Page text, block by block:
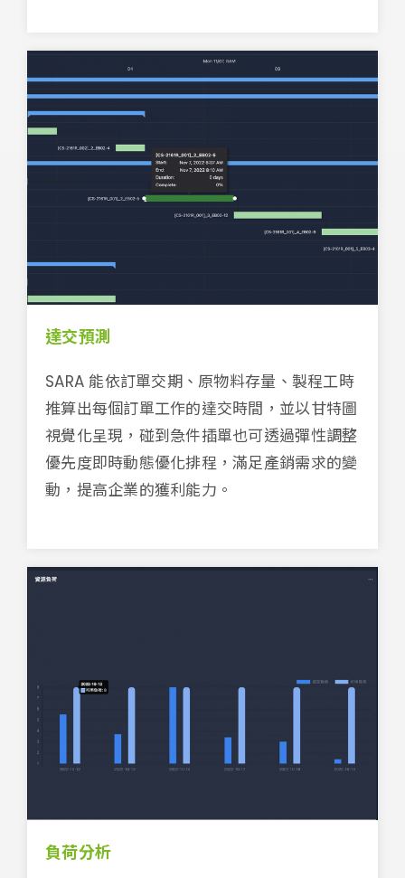
達交預測
SARA 能依訂單交期、原物料存量、製程工時
推算出每個訂單工作的達交時間，並以甘特圖
視覺化呈現，碰到急件插單也可透過彈性調整
優先度即時動態優化排程，滿足產銷需求的變
動，提高企業的獲利能力。
負荷分析